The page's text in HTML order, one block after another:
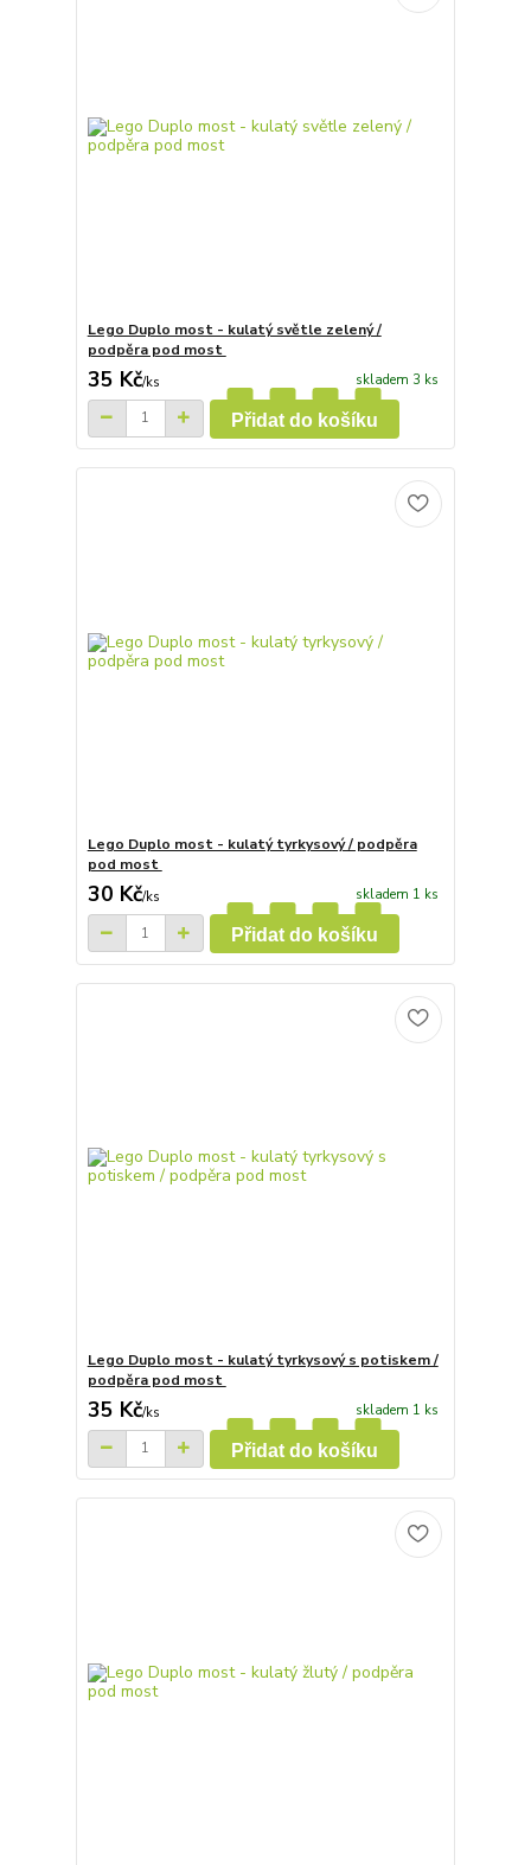
Lego Duplo most - kulatý světle zelený /
podpěra pod most
35 Kč/ks skladem 3 ks
Přidat do košíku
Lego Duplo most - kulatý tyrkysový / podpěra
pod most
30 Kč/ks skladem 1 ks
Přidat do košíku
Lego Duplo most - kulatý tyrkysový s potiskem /
podpěra pod most
35 Kč/ks skladem 1 ks
Přidat do košíku